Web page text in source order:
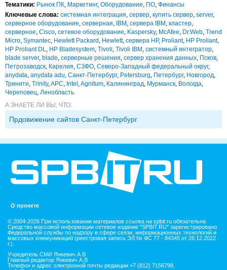
Тематики: Рынок ПК Маркетинг, Оборудование ПО Финансы
Ключевые слова: системная интеграция сервер купить сервер server,
серверное оборудование серверная IBM сервера IBM кластер
серверное Cisco сетевое оборудование Kaspersky, McAfee Dr.Web Trend
Micro Symantec Hewlett Packard Hewlett, сервера HP, Proliant, HP Proliant,
HP Proliant DL
HP Bladesystem Tivoli Tivoli IBM системный интегратор
blade server, blade серверные решения сервер хранения данных Псков
Петрозаводск Карелия СЗФО Северо-Западный федеральный округ,
anydata anydata adu Санкт-Петербург, Petersburg Петербург, Новгород
Тринити Trinity, APC Intel Agnitum Калининград Мурманск Вологда
Череповец Ленобласть
А ЗНАЕТЕ ЛИ ВЫ, ЧТО:
Прдовижение сайтов Санкт-Петербург
О проекте
© 2004-2026 При использовании материалов ссылка на spbit.ru обязательна
Средство массовой информации сетевое издание "SPBIT.RU" зарегистрировано
Федеральной службы по надзору в сфере связи, информационных технологий и
массовых коммуникаций (реестровая запись ЭЛ № ФС 77 - 84345 от 26.12.2022
г.).
Учредитель СМИ Янкевич А.В
Главный редактор Янкевич А.В
Телефон и адрес электронной почты редакции +7 (812) 7156798,